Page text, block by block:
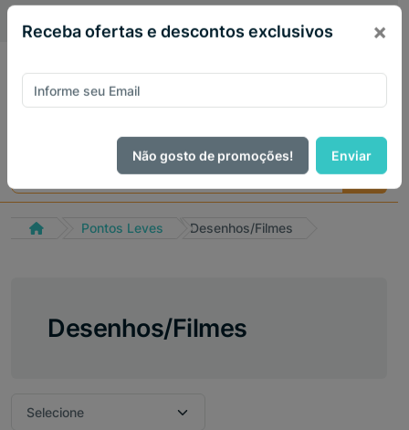
PIX 5% de desconto em todo site no mês de Agosto
Pontos Leves Desenhos/Filmes
Desenhos/Filmes
Receba ofertas e descontos exclusivos ×
Não gosto de promoções! Enviar